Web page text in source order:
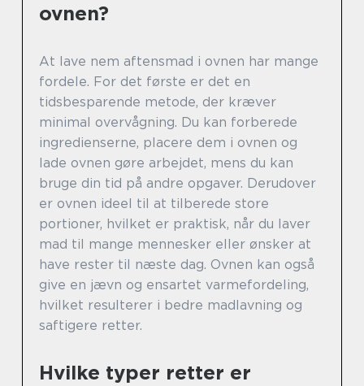
ovnen?
At lave nem aftensmad i ovnen har mange
fordele. For det første er det en
tidsbesparende metode, der kræver
minimal overvågning. Du kan forberede
ingredienserne, placere dem i ovnen og
lade ovnen gøre arbejdet, mens du kan
bruge din tid på andre opgaver. Derudover
er ovnen ideel til at tilberede store
portioner, hvilket er praktisk, når du laver
mad til mange mennesker eller ønsker at
have rester til næste dag. Ovnen kan også
give en jævn og ensartet varmefordeling,
hvilket resulterer i bedre madlavning og
saftigere retter.
Hvilke typer retter er